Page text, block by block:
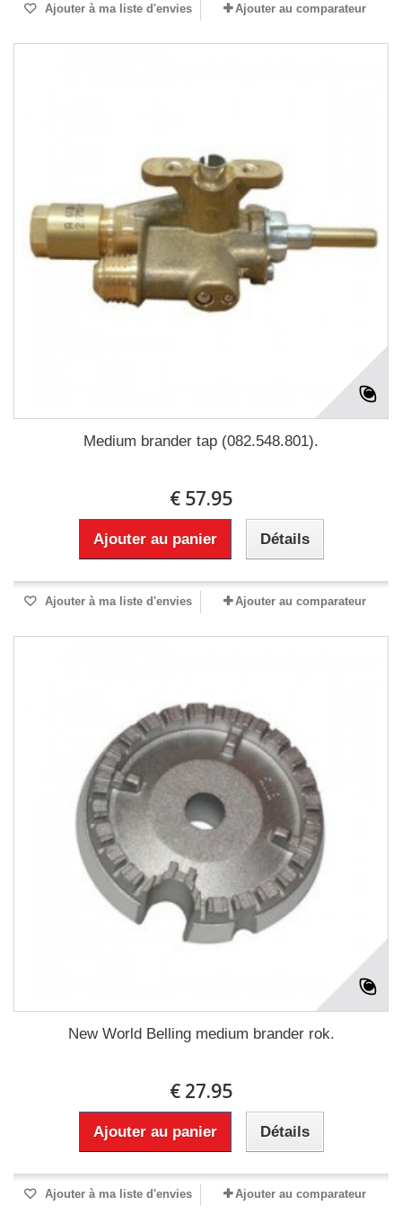
Ajouter à ma liste d'envies Ajouter au comparateur
Medium brander tap (082.548.801).
€ 57.95
Ajouter au panier Détails
Ajouter à ma liste d'envies Ajouter au comparateur
New World Belling medium brander rok.
€ 27.95
Ajouter au panier Détails
Ajouter à ma liste d'envies Ajouter au comparateur